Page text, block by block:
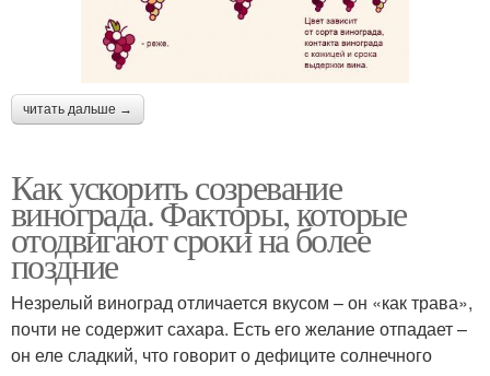
читать дальше →
Как ускорить созревание
винограда. Факторы, которые
отодвигают сроки на более
поздние
Незрелый виноград отличается вкусом – он «как трава»,
почти не содержит сахара. Есть его желание отпадает –
он еле сладкий, что говорит о дефиците солнечного